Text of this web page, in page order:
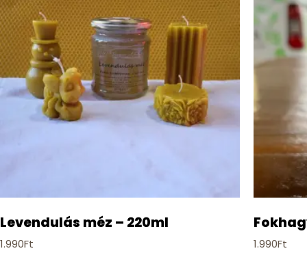
Levendulás méz – 220ml
1.990Ft 1.990Ft